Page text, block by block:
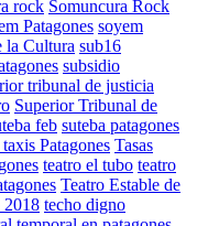
rock Somuncura Rock
Patagones soyem
la Cultura sub16
subsidio
tribunal de justicia
Superior Tribunal de
feb suteba patagones
Patagones Tasas
teatro el tubo teatro
Teatro Estable de
2018 techo digno